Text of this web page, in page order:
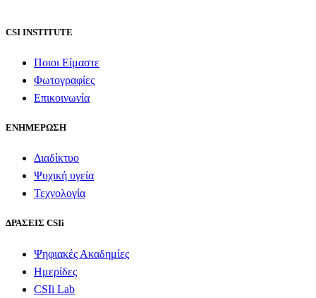
CSI INSTITUTE
Ποιοι Είμαστε
Φωτογραφίες
Επικοινωνία
ΕΝΗΜΕΡΩΣΗ
Διαδίκτυο
Ψυχική υγεία
Τεχνολογία
ΔΡΑΣΕΙΣ CSIi
Ψηφιακές Ακαδημίες
Ημερίδες
CSIi Lab